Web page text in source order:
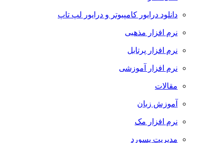
دانلود درایور کامپیوتر و درایور لپ تاپ
نرم افزار مذهبی
نرم افزار پرتابل
نرم افزار آموزشی
مقالات
آموزش زبان
نرم افزار مک
مدیریت پسورد